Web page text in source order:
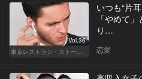
Vol.36
東京レストラン・ストーリー
いつも“片
「やめて
り…
恋愛